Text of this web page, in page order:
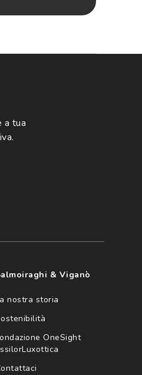
a tua
& Viganò
nostra storia
OneSight